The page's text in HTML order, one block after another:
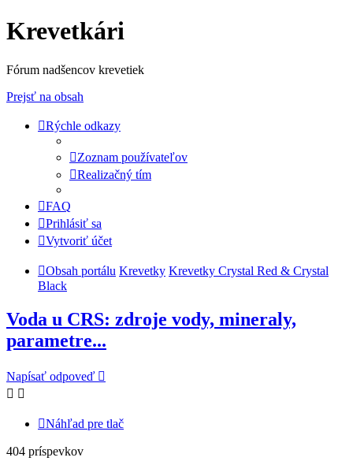
Krevetkári
Fórum nadšencov krevetiek
Prejsť na obsah
Rýchle odkazy
Zoznam používateľov
Realizačný tím
FAQ
Prihlásiť sa
Vytvoriť účet
Obsah portálu Krevetky Krevetky Crystal Red & Crystal
Black
Voda u CRS: zdroje vody, mineraly,
parametre...
Napísať odpoveď
Náhľad pre tlač
404 príspevkov